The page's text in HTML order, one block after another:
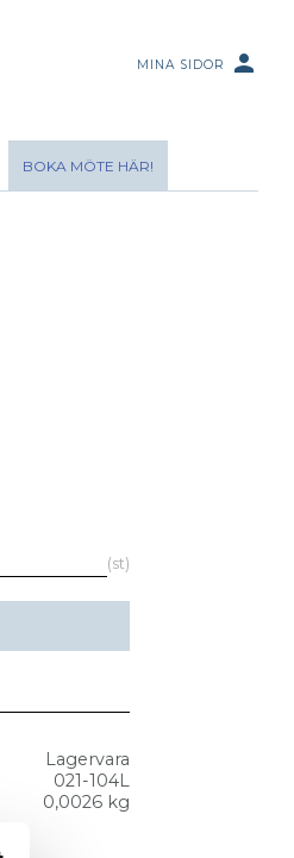
MINA SIDOR person
BOKA MÖTE HÄR!
st
Lagervara
021-104L
0,0026 kg